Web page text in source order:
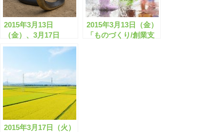
2015年3月13日
（金）、3月17日
（火）、3月26日
（木）ものづくり/創
成金補助金セミナー
(東京会場/全国配信）
2015年3月13日（金）
「ものづくり/創業支
2015年3月17日（火）